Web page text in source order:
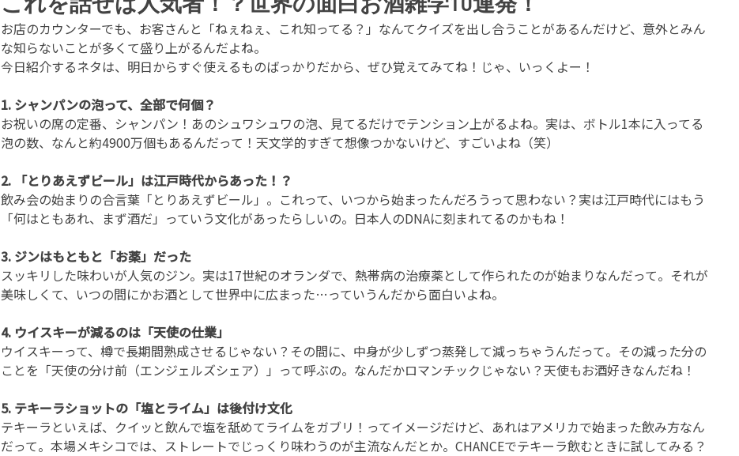
お店のカウンターでも、お客さんと「ねぇねぇ、これ知ってる？」なんてクイズを出し合うことがあるんだけど、意外とみん
な知らないことが多くて盛り上がるんだよね。
今日紹介するネタは、明日からすぐ使えるものばっかりだから、ぜひ覚えてみてね！じゃ、いっくよー！
1. シャンパンの泡って、全部で何個？
お祝いの席の定番、シャンパン！あのシュワシュワの泡、見てるだけでテンション上がるよね。実は、ボトル1本に入ってる
泡の数、なんと約4900万個もあるんだって！天文学的すぎて想像つかないけど、すごいよね（笑）
2. 「とりあえずビール」は江戸時代からあった！？
飲み会の始まりの合言葉「とりあえずビール」。これって、いつから始まったんだろうって思わない？実は江戸時代にはもう
「何はともあれ、まず酒だ」っていう文化があったらしいの。日本人のDNAに刻まれてるのかもね！
3. ジンはもともと「お薬」だった
スッキリした味わいが人気のジン。実は17世紀のオランダで、熱帯病の治療薬として作られたのが始まりなんだって。それが
美味しくて、いつの間にかお酒として世界中に広まった…っていうんだから面白いよね。
4. ウイスキーが減るのは「天使の仕業」
ウイスキーって、樽で長期間熟成させるじゃない？その間に、中身が少しずつ蒸発して減っちゃうんだって。その減った分の
ことを「天使の分け前（エンジェルズシェア）」って呼ぶの。なんだかロマンチックじゃない？天使もお酒好きなんだね！
5. テキーラショットの「塩とライム」は後付け文化
テキーラといえば、クイッと飲んで塩を舐めてライムをガブリ！ってイメージだけど、あれはアメリカで始まった飲み方なん
だって。本場メキシコでは、ストレートでじっくり味わうのが主流なんだとか。CHANCEでテキーラ飲むときに試してみる？